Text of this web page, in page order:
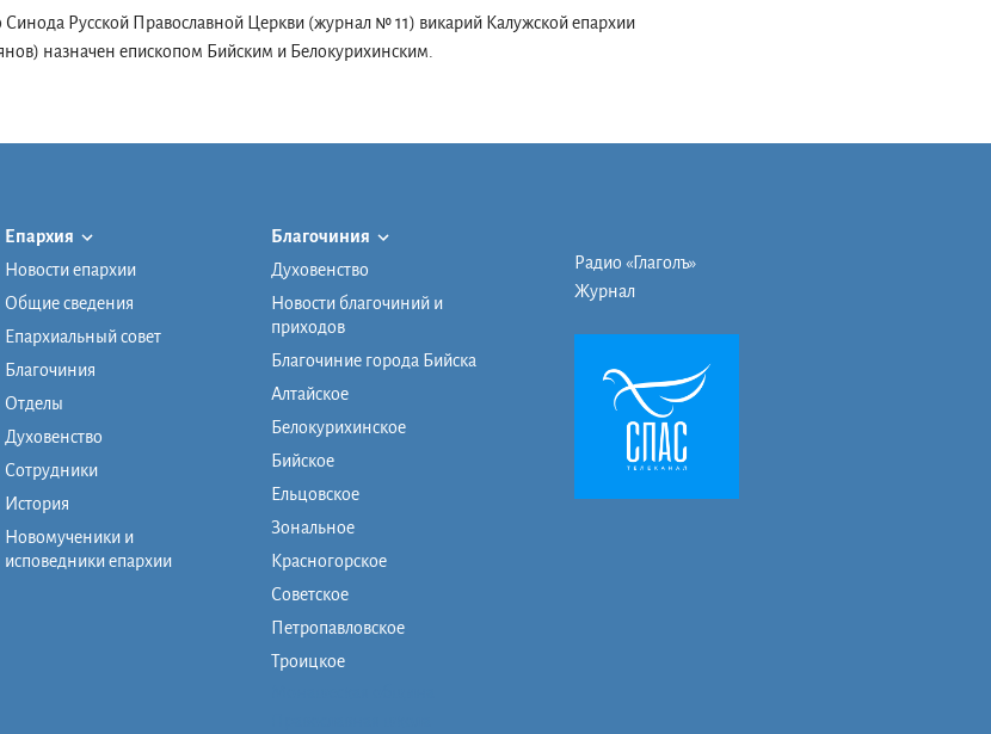
Русской Православной Церкви (журнал № 11) викарий Калужской епархии
назначен епископом Бийским и Белокурихинским.
Епархия
Новости епархии
Общие сведения
Епархиальный совет
Благочиния
Отделы
Духовенство
Сотрудники
История
Новомученики и
исповедники епархии
Благочиния
Духовенство
Новости благочиний и
приходов
Благочиние города Бийска
Алтайское
Белокурихинское
Бийское
Ельцовское
Зональное
Красногорское
Советское
Петропавловское
Троицкое
Радио «Глаголъ»
Журнал